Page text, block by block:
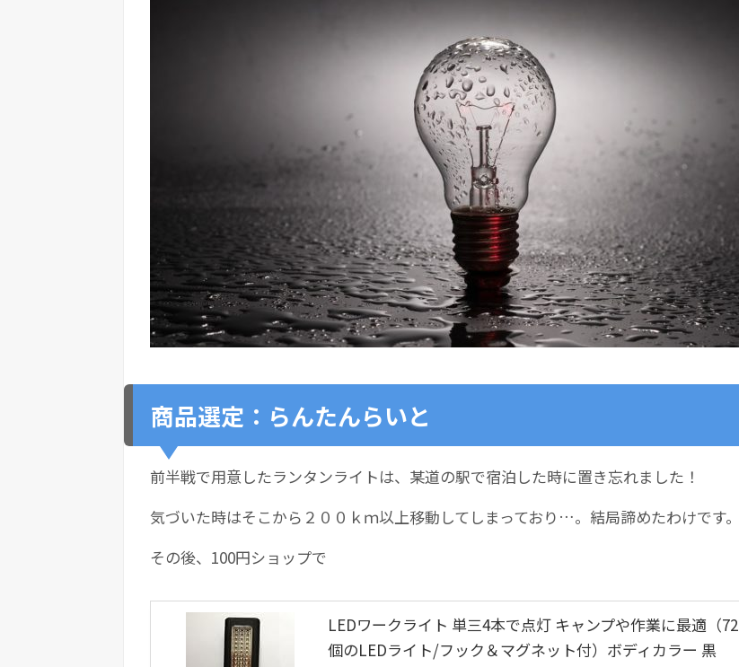
商品選定：らんたんらいと
前半戦で用意したランタンライトは、某道の駅で宿泊した時に置き忘れました！
気づいた時はそこから２００ｋｍ以上移動してしまっており…。結局諦めたわけです。
その後、100円ショップで
LEDワークライト 単三4本で点灯 キャンプや作業に最適（72
個のLEDライト/フック＆マグネット付）ボディカラー 黒